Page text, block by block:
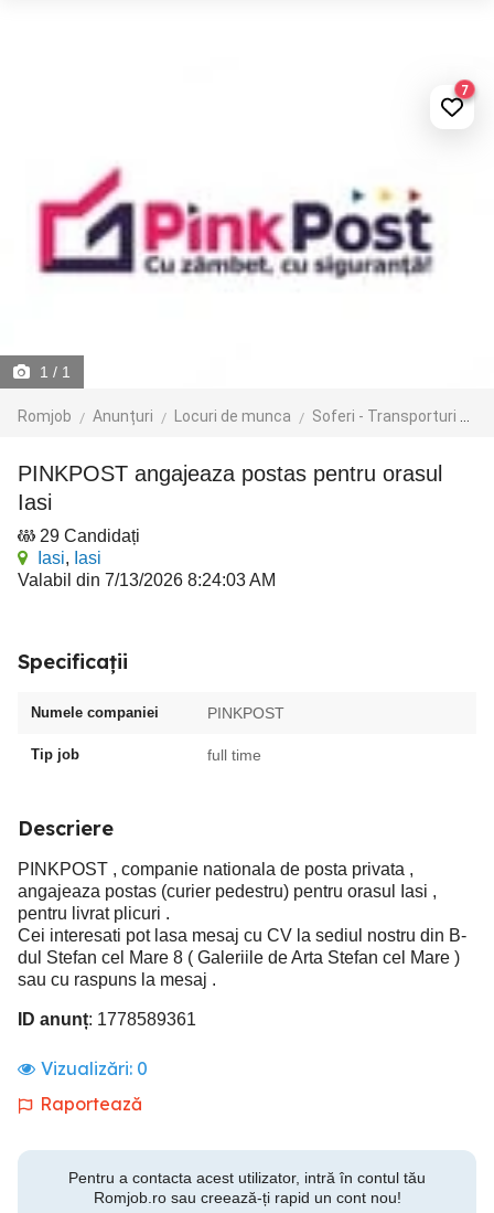
1 / 1
Romjob Anunțuri Locuri de munca Soferi - Transporturi
7
PINKPOST angajeaza postas pentru orasul
Iasi
29 Candidați
Iasi, Iasi
Valabil din 7/13/2026 8:24:03 AM
Specificații
Numele companiei PINKPOST
Tip job full time
Descriere
PINKPOST , companie nationala de posta privata ,
angajeaza postas (curier pedestru) pentru orasul Iasi ,
pentru livrat plicuri .
Cei interesati pot lasa mesaj cu CV la sediul nostru din B-
dul Stefan cel Mare 8 ( Galeriile de Arta Stefan cel Mare )
sau cu raspuns la mesaj .
ID anunț: 1778589361
Vizualizări: 0
Raportează
Pentru a contacta acest utilizator, intră în contul tău
Romjob.ro sau creează-ți rapid un cont nou!